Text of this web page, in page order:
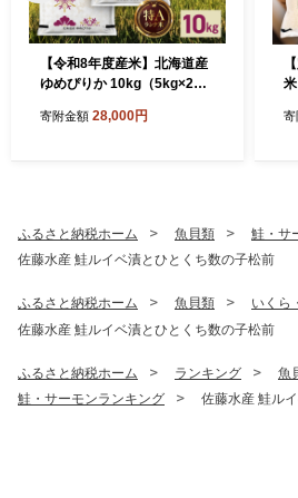
【令和8年度産米】北海道産
ゆめぴりか 10kg（5kg×2）
寄附金額 28,000円 寄
ふるさと納税ホーム 魚貝類
鮭・サ
佐藤水産 鮭ルイベ漬とひとくち数の子松前
ふるさと納税ホーム 魚貝類
いくら
佐藤水産 鮭ルイベ漬とひとくち数の子松前
ふるさと納税ホーム ランキング
魚
鮭・サーモンランキング
佐藤水産 鮭ル